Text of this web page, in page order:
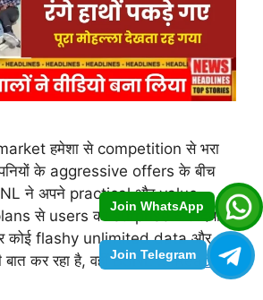
Join WhatsApp
Join Telegram
हमेशा से competition से भरा
के aggressive offers के बीच
ने अपने practical और value-
से users को surprise कर दिया
कोई flashy unlimited data और
कर रहा है, वहीं BSNL …Read